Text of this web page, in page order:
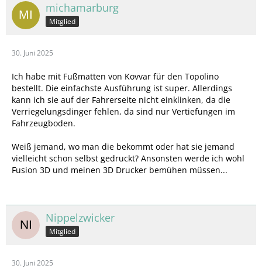
michamarburg
Mitglied
30. Juni 2025
Ich habe mit Fußmatten von Kovvar für den Topolino
bestellt. Die einfachste Ausführung ist super. Allerdings
kann ich sie auf der Fahrerseite nicht einklinken, da die
Verriegelungsdinger fehlen, da sind nur Vertiefungen im
Fahrzeugboden.
Weiß jemand, wo man die bekommt oder hat sie jemand
vielleicht schon selbst gedruckt? Ansonsten werde ich wohl
Fusion 3D und meinen 3D Drucker bemühen müssen...
Nippelzwicker
Mitglied
30. Juni 2025